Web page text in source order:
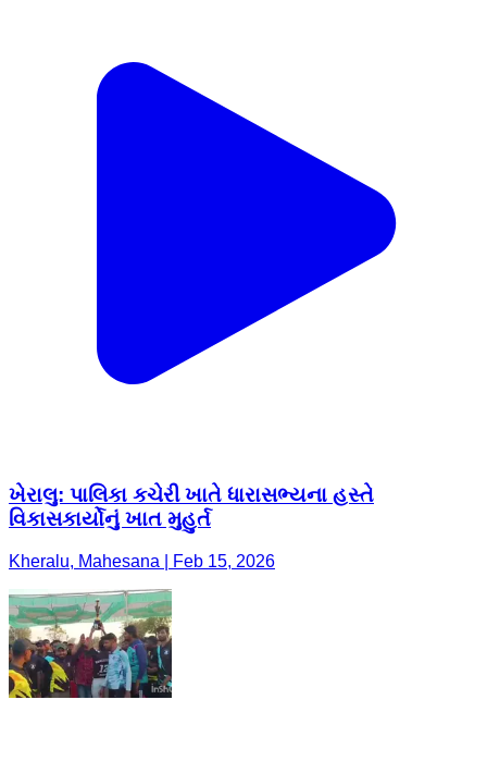
ખેરાલુ: પાલિકા કચેરી ખાતે ધારાસભ્યના હસ્તે
વિકાસકાર્યોનું ખાત મુહુર્ત
Kheralu, Mahesana | Feb 15, 2026